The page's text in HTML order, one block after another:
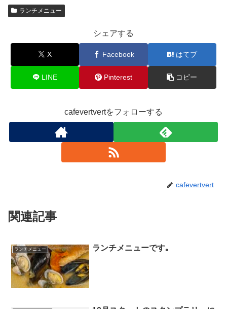
ランチメニュー
シェアする
X Facebook はてブ
LINE Pinterest コピー
cafevertvertをフォローする
cafevertvert
関連記事
ランチメニュー ランチメニューです｡